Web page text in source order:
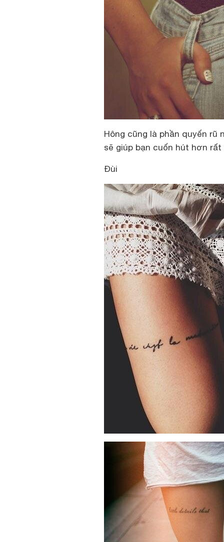
Hông cũng là phần quyến rũ
sẽ giúp bạn cuốn hút hơn rất
Đùi